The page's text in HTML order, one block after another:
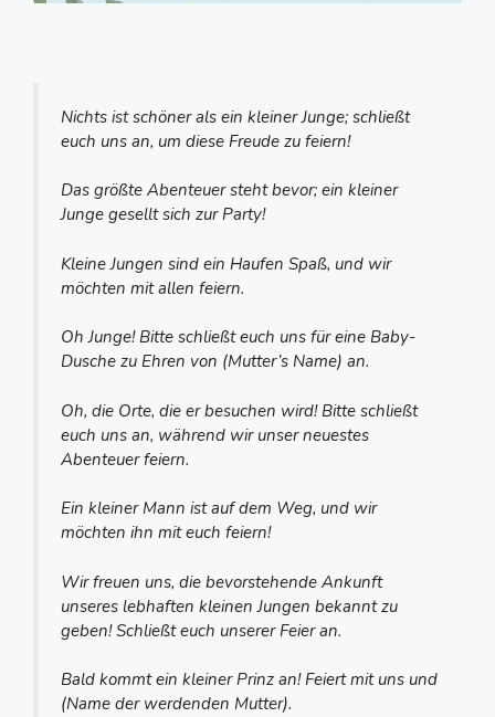
Nichts ist schöner als ein kleiner Junge; schließt
euch uns an, um diese Freude zu feiern!
Das größte Abenteuer steht bevor; ein kleiner
Junge gesellt sich zur Party!
Kleine Jungen sind ein Haufen Spaß, und wir
möchten mit allen feiern.
Oh Junge! Bitte schließt euch uns für eine Baby-
Dusche zu Ehren von (Mutter’s Name) an.
Oh, die Orte, die er besuchen wird! Bitte schließt
euch uns an, während wir unser neuestes
Abenteuer feiern.
Ein kleiner Mann ist auf dem Weg, und wir
möchten ihn mit euch feiern!
Wir freuen uns, die bevorstehende Ankunft
unseres lebhaften kleinen Jungen bekannt zu
geben! Schließt euch unserer Feier an.
Bald kommt ein kleiner Prinz an! Feiert mit uns und
(Name der werdenden Mutter).